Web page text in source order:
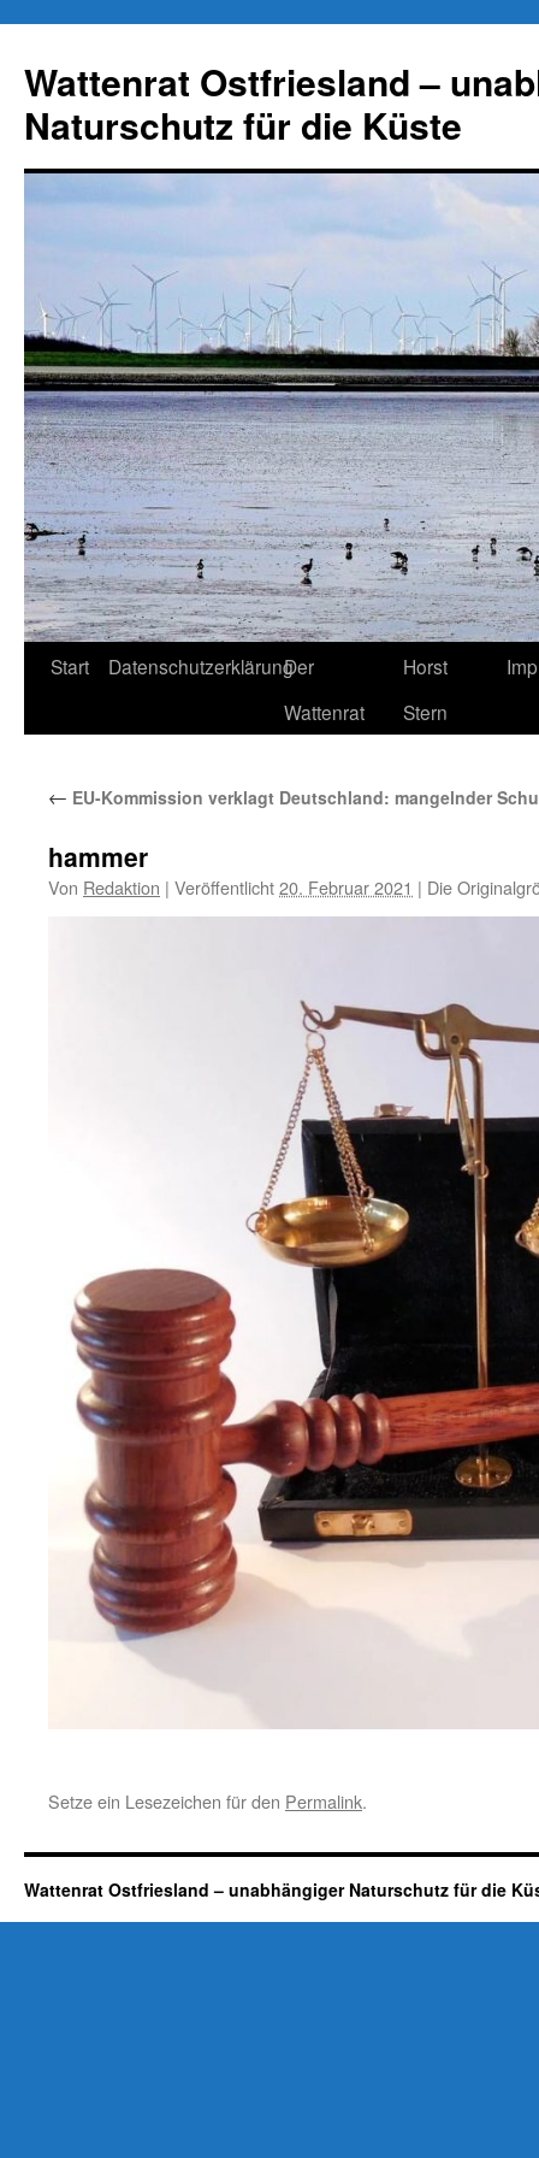
springen
Wattenrat Ostfriesland –
Naturschutz für die Küste
Start DatenschutzerklärungDer
Wattenrat
Horst
Stern
← EU-Kommission verklagt Deutschland: mangelnder
hammer
Von Redaktion | Veröffentlicht20. Februar 2021 | Die
Setze ein Lesezeichen für den Permalink.
Wattenrat Ostfriesland – unabhängiger Naturschutz für die